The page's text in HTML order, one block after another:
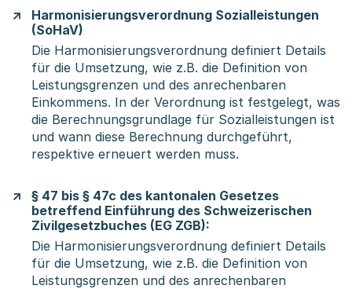
Harmonisierungsverordnung Sozialleistungen
(SoHaV)
Die Harmonisierungsverordnung definiert Details
für die Umsetzung, wie z.B. die Definition von
Leistungsgrenzen und des anrechenbaren
Einkommens. In der Verordnung ist festgelegt, was
die Berechnungsgrundlage für Sozialleistungen ist
und wann diese Berechnung durchgeführt,
respektive erneuert werden muss.
§ 47 bis § 47c des kantonalen Gesetzes
betreffend Einführung des Schweizerischen
Zivilgesetzbuches (EG ZGB):
Die Harmonisierungsverordnung definiert Details
für die Umsetzung, wie z.B. die Definition von
Leistungsgrenzen und des anrechenbaren